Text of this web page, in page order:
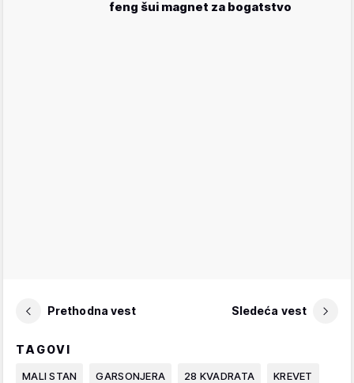
feng šui magnet za bogatstvo
Prethodna vest Sledeća vest
TAGOVI
MALI STAN GARSONJERA 28 KVADRATA KREVET